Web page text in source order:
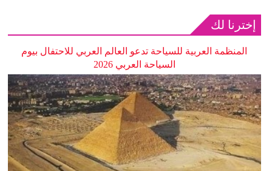
إخترنا لك
المنظمة العربية للسياحة تدعو العالم العربي للاحتفال بيوم
السياحة العربي 2026